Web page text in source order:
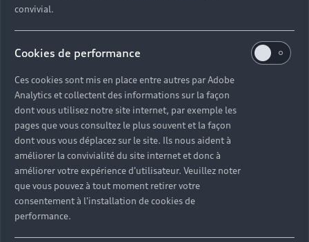
Découvrez les déclinaisons sportives S et RS
Trouvez votre Partenaire Audi près de chez vous
Trouvez votre Audi d’occasion par modèle et par
ville
convivial.
Cookies de performance
Ces cookies sont mis en place entre autres par Adobe
Analytics et collectent des informations sur la façon
dont vous utilisez notre site internet, par exemple les
pages que vous consultez le plus souvent et la façon
dont vous vous déplacez sur le site. Ils nous aident à
améliorer la convivialité du site internet et donc à
améliorer votre expérience d'utilisateur. Veuillez noter
que vous pouvez à tout moment retirer votre
consentement à l'installation de cookies de
performance.